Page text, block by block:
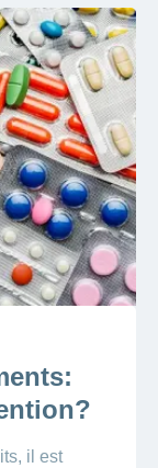
il est